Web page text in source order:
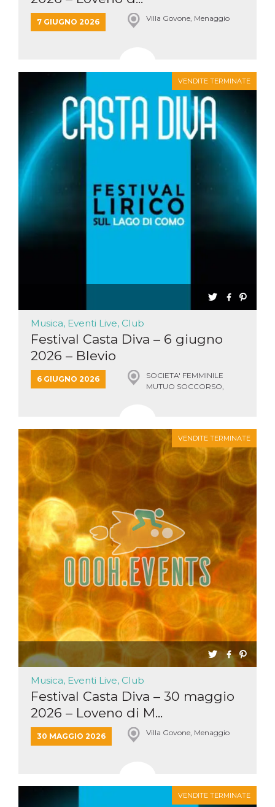
7 GIUGNO 2026 Villa Govone, Menaggio
VENDITE TERMINATE
Musica, Eventi Live, Club
Festival Casta Diva – 6 giugno
2026 – Blevio
6 GIUGNO 2026
SOCIETA' FEMMINILE
MUTUO SOCCORSO,
VENDITE TERMINATE
Musica, Eventi Live, Club
Festival Casta Diva – 30 maggio
2026 – Loveno di M...
30 MAGGIO 2026 Villa Govone, Menaggio
VENDITE TERMINATE